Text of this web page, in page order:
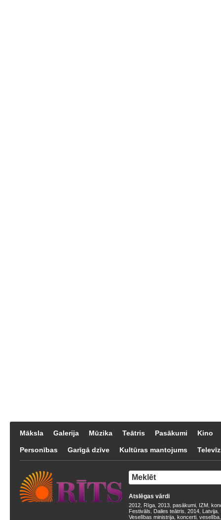
Māksla Galerija Mūzika Teātris Pasākumi Kino
Personības Garīgā dzīve Kultūras mantojums
Atslēgas vārdi
2012 Rīga 2013 pasākumi IZM
Festivāls
Dailes teātris 2014 Latvija
Veselības ministrija koncerti veselība